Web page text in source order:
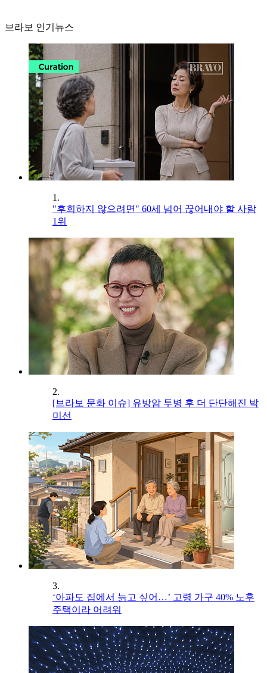
브라보 인기뉴스
1.
"후회하지 않으려면" 60세 넘어 끊어내야 할 사람
1위
2.
[브라보 문화 이슈] 유방암 투병 후 더 단단해진 박
미선
3.
‘아파도 집에서 늙고 싶어…’ 고령 가구 40% 노후
주택이라 어려워